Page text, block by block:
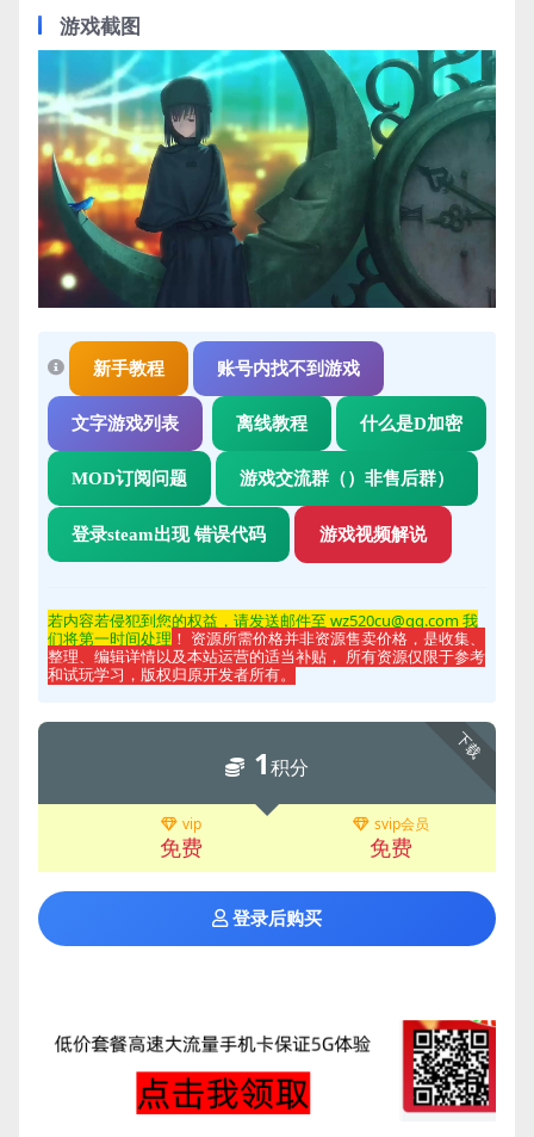
游戏截图
新手教程 账号内找不到游戏
文字游戏列表 离线教程 什么是D加密
MOD订阅问题 游戏交流群（）非售后群）
登录steam出现 错误代码 游戏视频解说
若内容若侵犯到您的权益，请发送邮件至 wz520cu@qq.com 我
们将第一时间处理 ！ 资源所需价格并非资源售卖价格，是收集、
整理、编辑详情以及本站运营的适当补贴， 所有资源仅限于参考
和试玩学习，版权归原开发者所有。
下载
1积分
vip
免费
svip会员
免费
登录后购买